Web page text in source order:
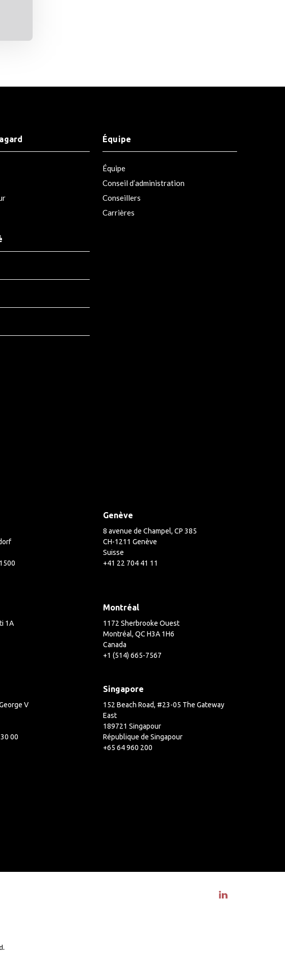
Équipe
Équipe
Conseil d’administration
Conseillers
Carrières
Genève
8 avenue de Champel, CP 385
CH-1211 Genève
Suisse
+41 22 704 41 11
1A
Montréal
1172 Sherbrooke Ouest
Montréal, QC H3A 1H6
Canada
+1 (514) 665-7567
V
00
Singapore
152 Beach Road, #23-05 The Gateway
East
189721 Singapour
République de Singapour
+65 64 960 200